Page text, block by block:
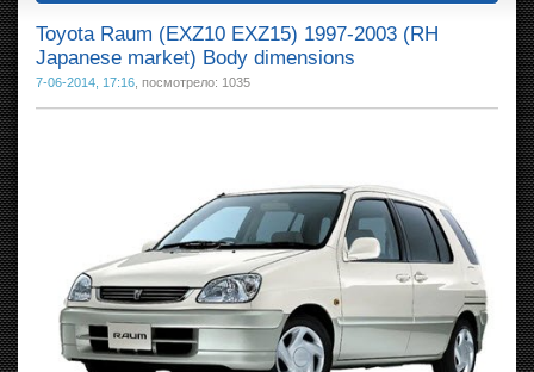
Toyota Raum (EXZ10 EXZ15) 1997-2003 (RH
Japanese market) Body dimensions
7-06-2014, 17:16 , посмотрело: 1035